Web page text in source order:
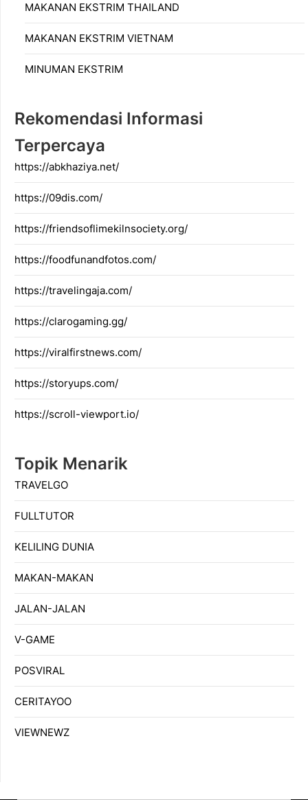
MAKANAN EKSTRIM THAILAND
MAKANAN EKSTRIM VIETNAM
MINUMAN EKSTRIM
Rekomendasi Informasi
Terpercaya
https://abkhaziya.net/
https://09dis.com/
https://friendsoflimekilnsociety.org/
https://foodfunandfotos.com/
https://travelingaja.com/
https://clarogaming.gg/
https://viralfirstnews.com/
https://storyups.com/
https://scroll-viewport.io/
Topik Menarik
TRAVELGO
FULLTUTOR
KELILING DUNIA
MAKAN-MAKAN
JALAN-JALAN
V-GAME
POSVIRAL
CERITAYOO
VIEWNEWZ